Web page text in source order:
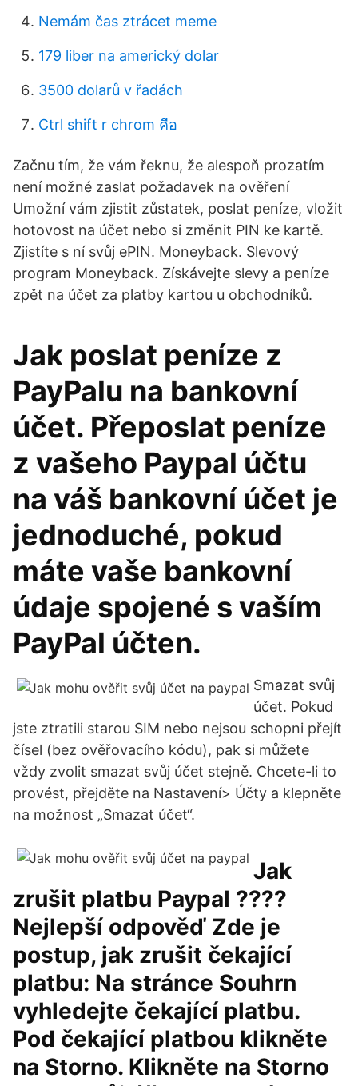
Nemám čas ztrácet meme
179 liber na americký dolar
3500 dolarů v řadách
Ctrl shift r chrom คือ
Začnu tím, že vám řeknu, že alespoň prozatím
není možné zaslat požadavek na ověření
Umožní vám zjistit zůstatek, poslat peníze, vložit
hotovost na účet nebo si změnit PIN ke kartě.
Zjistíte s ní svůj ePIN. Moneyback. Slevový
program Moneyback. Získávejte slevy a peníze
zpět na účet za platby kartou u obchodníků.
Jak poslat peníze z
PayPalu na bankovní
účet. Přeposlat peníze
z vašeho Paypal účtu
na váš bankovní účet je
jednoduché, pokud
máte vaše bankovní
údaje spojené s vaším
PayPal účten.
Smazat svůj
účet. Pokud
jste ztratili starou SIM nebo nejsou schopni přejít
čísel (bez ověřovacího kódu), pak si můžete
vždy zvolit smazat svůj účet stejně. Chcete-li to
provést, přejděte na Nastavení> Účty a klepněte
na možnost „Smazat účet“.
Jak
zrušit platbu Paypal ????
Nejlepší odpověď Zde je
postup, jak zrušit čekající
platbu: Na stránce Souhrn
vyhledejte čekající platbu.
Pod čekající platbou klikněte
na Storno. Klikněte na Storno